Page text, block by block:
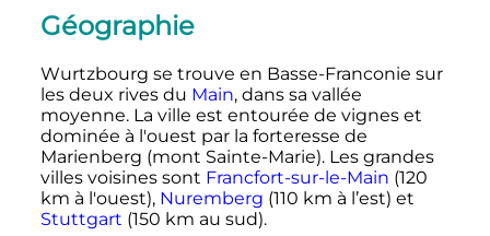
Géographie
Wurtzbourg se trouve en Basse-Franconie sur
les deux rives du Main, dans sa vallée
moyenne. La ville est entourée de vignes et
dominée à l'ouest par la forteresse de
Marienberg (mont Sainte-Marie). Les grandes
villes voisines sont Francfort-sur-le-Main (120
km à l'ouest), Nuremberg (110 km à l’est) et
Stuttgart (150 km au sud).